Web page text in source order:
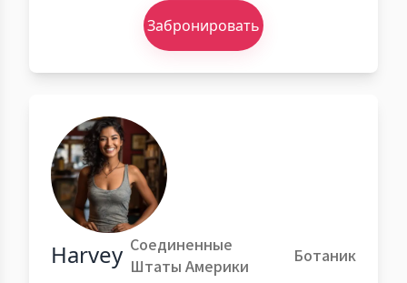
Забронировать
Harvey Соединенные
Штаты Америки
Ботаник